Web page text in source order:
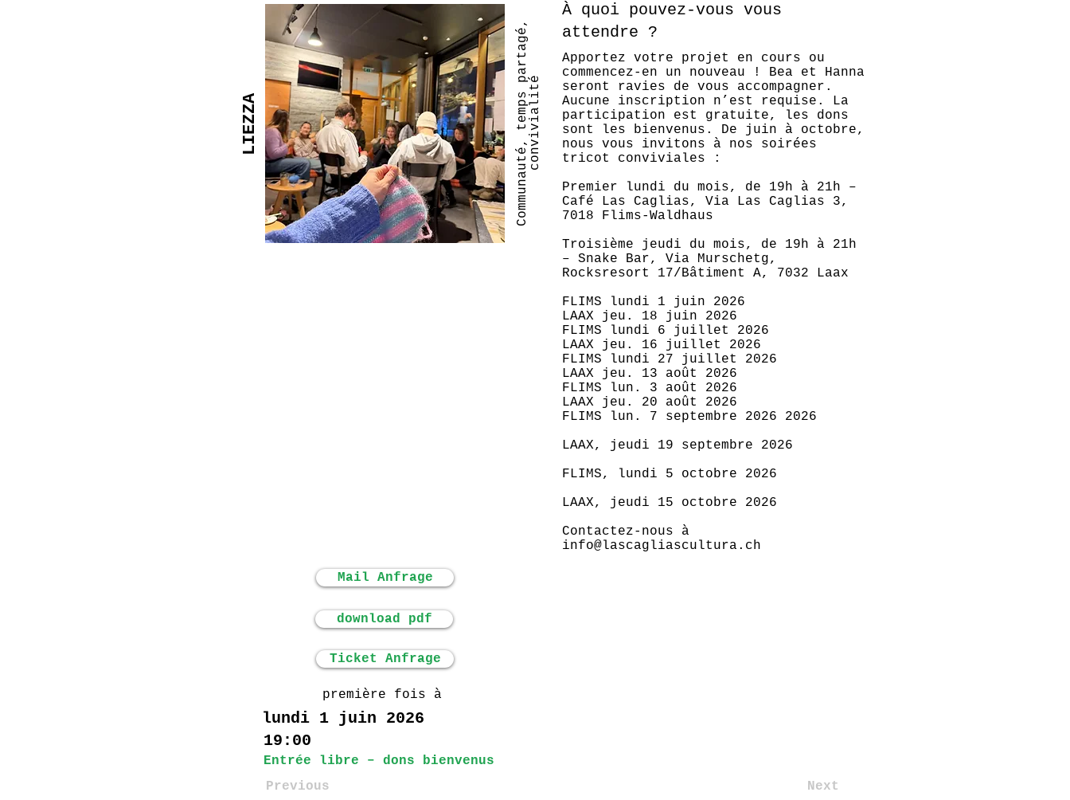
À quoi pouvez-vous vous
attendre ?
LIEZZA
Apportez votre projet en cours ou
commencez-en un nouveau ! Bea et Hanna
seront ravies de vous accompagner.
Aucune inscription n’est requise. La
participation est gratuite, les dons
sont les bienvenus. De juin à octobre,
nous vous invitons à nos soirées
tricot conviviales :
Premier lundi du mois, de 19h à 21h –
Café Las Caglias, Via Las Caglias 3,
7018 Flims-Waldhaus
Troisième jeudi du mois, de 19h à 21h
– Snake Bar, Via Murschetg,
Rocksresort 17/Bâtiment A, 7032 Laax
FLIMS lundi 1 juin 2026
LAAX jeu. 18 juin 2026
FLIMS lundi 6 juillet 2026
LAAX jeu. 16 juillet 2026
FLIMS lundi 27 juillet 2026
LAAX jeu. 13 août 2026
FLIMS lun. 3 août 2026
LAAX jeu. 20 août 2026
FLIMS lun. 7 septembre 2026 2026
LAAX, jeudi 19 septembre 2026
FLIMS, lundi 5 octobre 2026
LAAX, jeudi 15 octobre 2026
Contactez-nous à
info@lascagliascultura.ch
C
o
m
m
u
n
a
u
t
é
,
t
e
m
p
sp
a
r
t
a
g
é
,
c
o
n
v
i
v
i
a
l
i
té
Mail Anfrage
download pdf
Ticket Anfrage
première fois à
lundi 1 juin 2026
19:00
Entrée libre – dons bienvenus
Previous
Next